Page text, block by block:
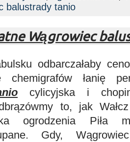
balustrady tanio
Wągrowiec
odbarczałaby
chemigrafów łanię
cylicyjska i
to, jak
ogrodzenia Piła
Gdy,